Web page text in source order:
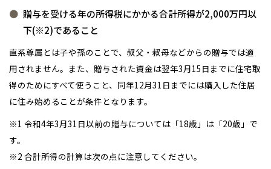
贈与を受ける年の所得税にかかる合計所得が2,000万円以
下(※2)であること
直系尊属とは子や孫のことで、叔父・叔母などからの贈与では適
用されません。また、贈与された資金は翌年3月15日までに住宅取
得のためにすべて使うこと、同年12月31日までには購入した住居
に住み始めることが条件となります。
※1 令和4年3月31日以前の贈与については「18歳」は「20歳」で
す。
※2 合計所得の計算は次の点に注意してください。
徳島
高知
長崎
沖縄